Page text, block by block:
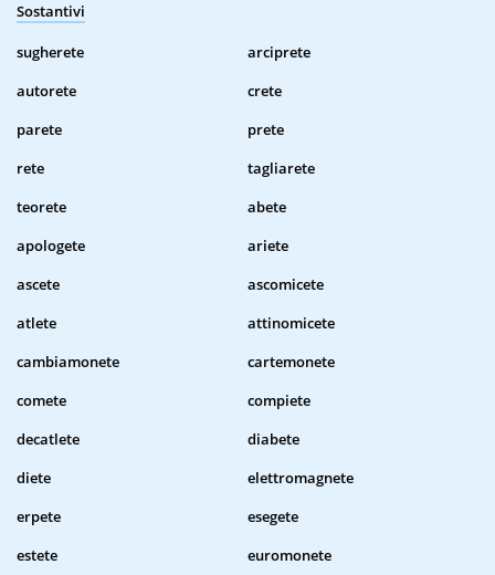
Sostantivi
sugherete
arciprete
autorete
crete
parete
prete
rete
tagliarete
teorete
abete
apologete
ariete
ascete
ascomicete
atlete
attinomicete
cambiamonete
cartemonete
comete
compiete
decatlete
diabete
diete
elettromagnete
erpete
esegete
estete
euromonete